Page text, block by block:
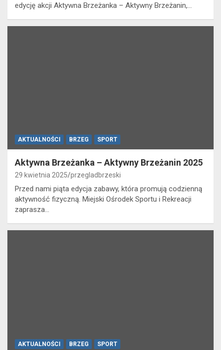
edycję akcji Aktywna Brzeżanka – Aktywny Brzeżanin,…
AKTUALNOŚCI BRZEG SPORT
Aktywna Brzeżanka – Aktywny Brzeżanin 2025
29 kwietnia 2025 przegladbrzeski
Przed nami piąta edycja zabawy, która promują codzienną
aktywność fizyczną. Miejski Ośrodek Sportu i Rekreacji
zaprasza…
AKTUALNOŚCI BRZEG SPORT